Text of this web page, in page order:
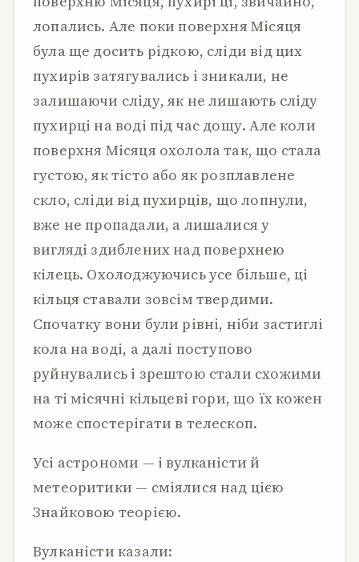
лопались. Але поки поверхня Місяця
була ще досить рідкою, сліди від цих
пухирів затягувались і зникали, не
залишаючи сліду, як не лишають сліду
пухирці на воді під час дощу. Але коли
поверхня Місяця охолола так, що стала
густою, як тісто або як розплавлене
скло, сліди від пухирців, що лопнули,
вже не пропадали, а лишалися у
вигляді здиблених над поверхнею
кілець. Охолоджуючись усе більше, ці
кільця ставали зовсім твердими.
Спочатку вони були рівні, ніби застиглі
кола на воді, а далі поступово
руйнувались і зрештою стали схожими
на ті місячні кільцеві гори, що їх кожен
може спостерігати в телескоп.
Усі астрономи — і вулканісти й
метеоритики — сміялися над цією
Знайковою теорією.
Вулканісти казали: